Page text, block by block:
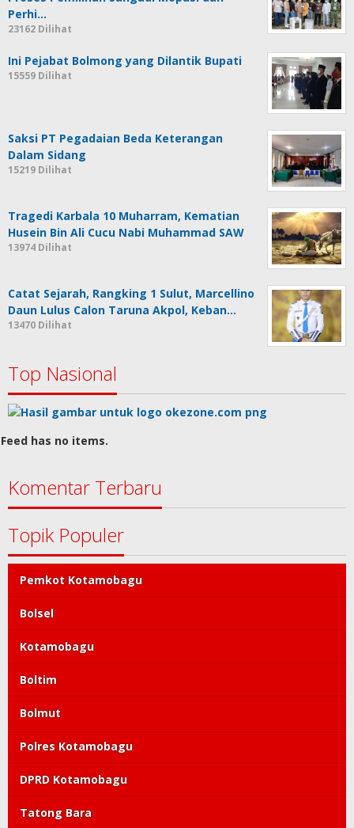
Perhi…
23162 Dilihat
Ini Pejabat Bolmong yang Dilantik Bupati
15559 Dilihat
Saksi PT Pegadaian Beda Keterangan
Dalam Sidang
15219 Dilihat
Tragedi Karbala 10 Muharram, Kematian
Husein Bin Ali Cucu Nabi Muhammad SAW
13974 Dilihat
Catat Sejarah, Rangking 1 Sulut, Marcellino
Daun Lulus Calon Taruna Akpol, Keban…
13470 Dilihat
Top Nasional
Feed has no items.
Komentar Terbaru
Topik Populer
Pemkot Kotamobagu
Bolsel
Kotamobagu
Boltim
Bolmut
Polres Kotamobagu
DPRD Kotamobagu
Tatong Bara